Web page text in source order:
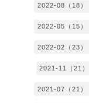
2022-08（18）
2022-05（15）
2022-02（23）
2021-11（21）
2021-07（21）